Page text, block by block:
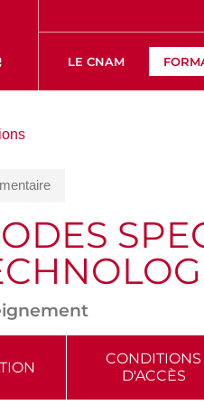
LE CNAM
CONDITIONS
D'ACCÈS